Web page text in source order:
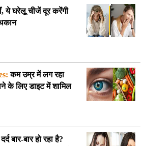
ये घरेलू चीजें दूर करेंगी
कम उम्र में लग रहा
के लिए डाइट में शामिल
बार-बार हो रहा है?